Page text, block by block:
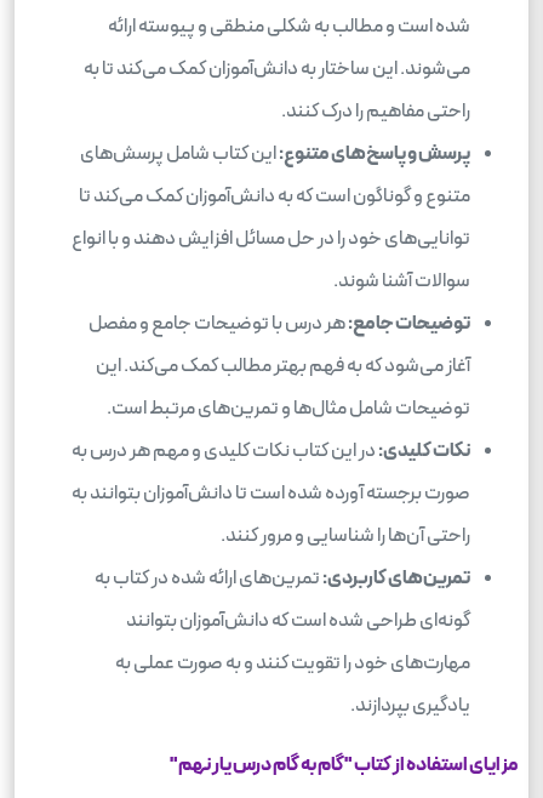
شده است و مطالب به شکلی منطقی و پیوسته ارائه
می‌شوند. این ساختار به دانش‌آموزان کمک می‌کند تا به
راحتی مفاهیم را درک کنند.
پرسش و پاسخ‌های متنوع:این کتاب شامل پرسش‌های
متنوع و گوناگون است که به دانش‌آموزان کمک می‌کند تا
توانایی‌های خود را در حل مسائل افزایش دهند و با انواع
سوالات آشنا شوند.
توضیحات جامع:هر درس با توضیحات جامع و مفصل
آغاز می‌شود که به فهم بهتر مطالب کمک می‌کند. این
توضیحات شامل مثال‌ها و تمرین‌های مرتبط است.
نکات کلیدی:در این کتاب نکات کلیدی و مهم هر درس به
صورت برجسته آورده شده است تا دانش‌آموزان بتوانند به
راحتی آن‌ها را شناسایی و مرور کنند.
تمرین‌های کاربردی:تمرین‌های ارائه شده در کتاب به
گونه‌ای طراحی شده است که دانش‌آموزان بتوانند
مهارت‌های خود را تقویت کنند و به صورت عملی به
یادگیری بپردازند.
مزایای استفاده از کتاب "گام به گام درس یار نهم"